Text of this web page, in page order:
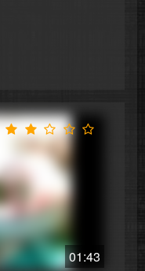
01:43